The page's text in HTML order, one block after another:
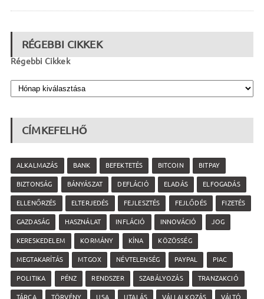
RÉGEBBI CIKKEK
Régebbi Cikkek
CÍMKEFELHŐ
ALKALMAZÁS BANK BEFEKTETÉS BITCOIN BITPAY
BIZTONSÁG BÁNYÁSZAT DEFLÁCIÓ ELADÁS ELFOGADÁS
ELLENŐRZÉS ELTERJEDÉS FEJLESZTÉS FEJLŐDÉS FIZETÉS
GAZDASÁG HASZNÁLAT INFLÁCIÓ INNOVÁCIÓ JOG
KERESKEDELEM KORMÁNY KÍNA KÖZÖSSÉG
MEGTAKARÍTÁS MTGOX NÉVTELENSÉG PAYPAL PIAC
POLITIKA PÉNZ RENDSZER SZABÁLYOZÁS TRANZAKCIÓ
TÁRCA TÖRVÉNY USA UTALÁS VÁLLALKOZÁS VÁLTÓ